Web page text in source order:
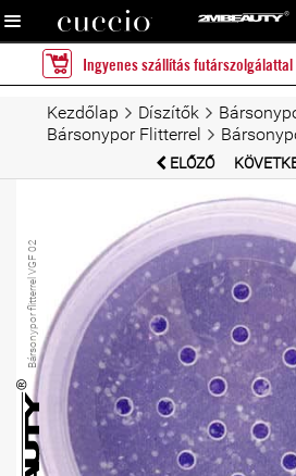
Ingyenes szállítás
Kezdőlap Díszítők
Bársonypor Flitterrel
ELŐZŐ
Bársonypor flitterrel VGF 02